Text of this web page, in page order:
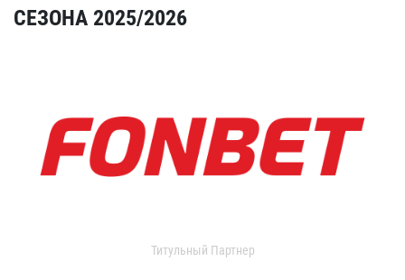
СЕЗОНА 2025/2026
Титульный Партнер